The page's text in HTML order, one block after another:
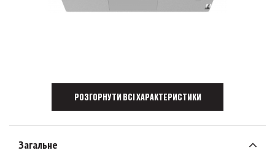
РОЗГОРНУТИ ВСІ ХАРАКТЕРИСТИКИ
Загальне